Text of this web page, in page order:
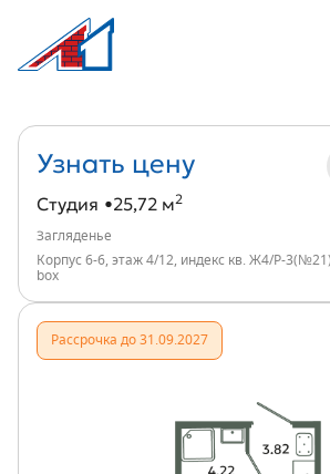
Студия, 26 м², ЖК
Информация о квартире
Узнать цену
Студия 25,72 м2
Загляденье
Корпус 6-6, этаж 4/12, индекс кв. Ж4/Р-3(№21)
box
Рассрочка до 31.09.2027